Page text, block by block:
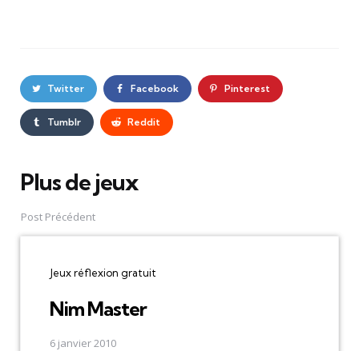
Twitter Facebook Pinterest
Tumblr Reddit
Plus de jeux
Post
navigation
Post Précédent
Jeux réflexion gratuit
Nim Master
6 janvier 2010